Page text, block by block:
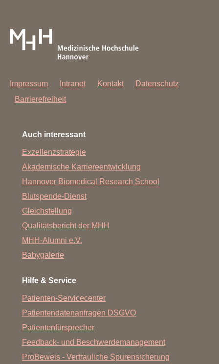
Impressum Intranet Kontakt
Datenschutz
Barrierefreiheit
Auch interessant
Exzellenzstrategie
Akademische Karriereentwicklung
Hannover Biomedical Research School
Blutspende-Dienst
Gleichstellung
Qualitätsbericht der MHH
MHH-Alumni e.V.
Babygalerie
Hilfe & Service
Patienten-Servicecenter
Patientendatenanfragen DSGVO
Patientenfürsprecher
Feedback- und Beschwerdemanagement
ProBeweis - Vertrauliche Spurensicherung